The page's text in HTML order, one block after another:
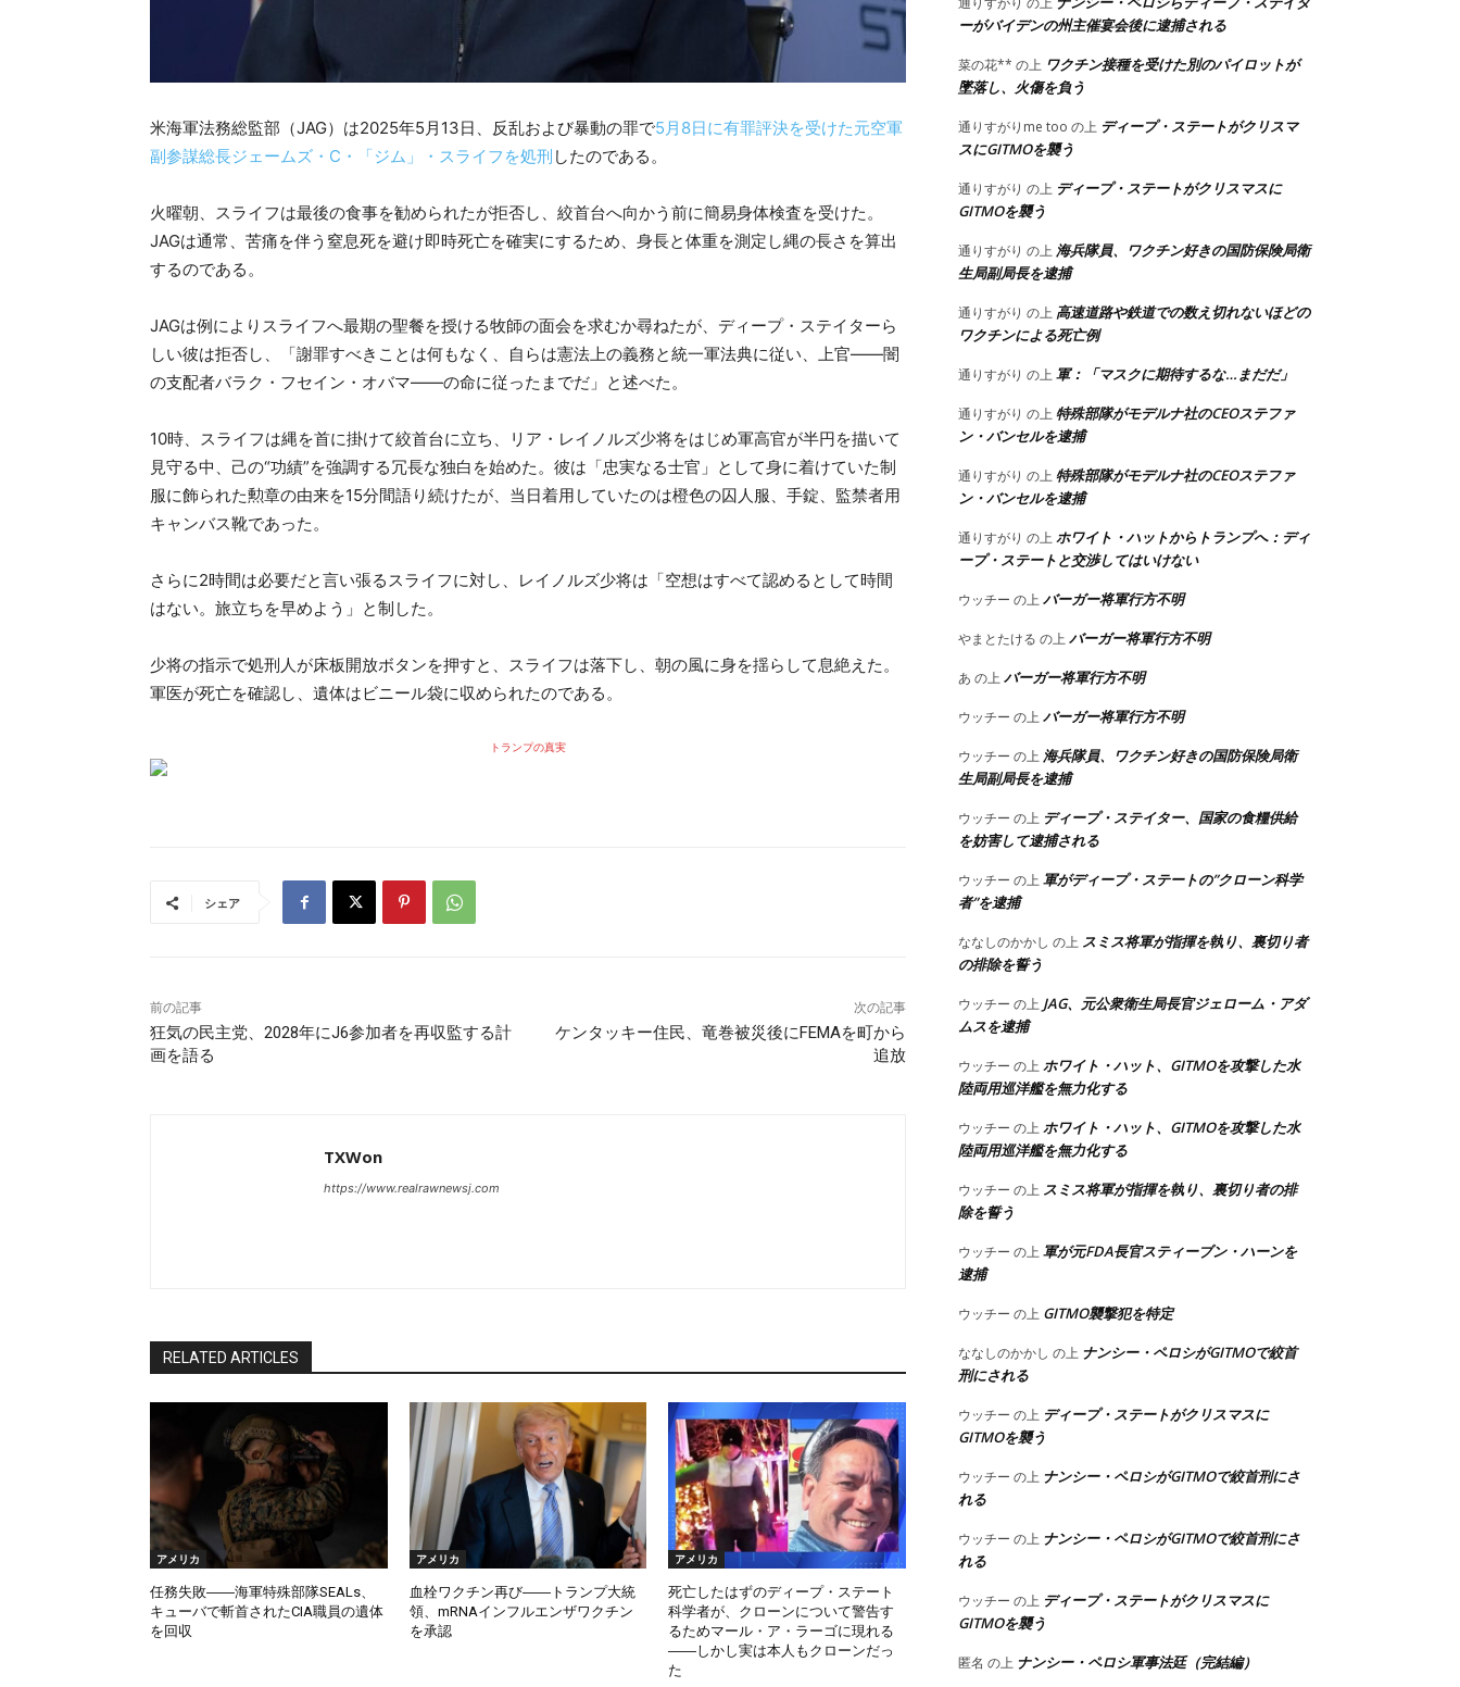
米海軍法務総監部（JAG）は2025年5月13日、反乱および暴動の罪で5月8日に有罪評決を受けた元空軍
副参謀総長ジェームズ・C・「ジム」・スライフを処刑 したのである。
火曜朝、スライフは最後の食事を勧められたが拒否し、絞首台へ向かう前に簡易身体検査を受けた。
JAGは通常、苦痛を伴う窒息死を避け即時死亡を確実にするため、身長と体重を測定し縄の長さを算出
するのである。
JAGは例によりスライフへ最期の聖餐を授ける牧師の面会を求むか尋ねたが、ディープ・ステイターら
しい彼は拒否し、「謝罪すべきことは何もなく、自らは憲法上の義務と統一軍法典に従い、上官――闇
の支配者バラク・フセイン・オバマ――の命に従ったまでだ」と述べた。
10時、スライフは縄を首に掛けて絞首台に立ち、リア・レイノルズ少将をはじめ軍高官が半円を描いて
見守る中、己の“功績”を強調する冗長な独白を始めた。彼は「忠実なる士官」として身に着けていた制
服に飾られた勲章の由来を15分間語り続けたが、当日着用していたのは橙色の囚人服、手錠、監禁者用
キャンバス靴であった。
さらに2時間は必要だと言い張るスライフに対し、レイノルズ少将は「空想はすべて認めるとして時間
はない。旅立ちを早めよう」と制した。
少将の指示で処刑人が床板開放ボタンを押すと、スライフは落下し、朝の風に身を揺らして息絶えた。
軍医が死亡を確認し、遺体はビニール袋に収められたのである。
トランプの真実
シェア
前の記事
狂気の民主党、2028年にJ6参加者を再収監する計
画を語る
次の記事
ケンタッキー住民、竜巻被災後にFEMAを町から
追放
TXWon
https://www.realrawnewsj.com
RELATED ARTICLES
アメリカ
任務失敗――海軍特殊部隊SEALs、
キューバで斬首されたCIA職員の遺体
を回収
アメリカ
血栓ワクチン再び――トランプ大統
領、mRNAインフルエンザワクチン
を承認
アメリカ
死亡したはずのディープ・ステート
科学者が、クローンについて警告す
るためマール・ア・ラーゴに現れる
――しかし実は本人もクローンだっ
た
ーがバイデンの州主催宴会後に逮捕される
菜の花** の上 ワクチン接種を受けた別のパイロットが
墜落し、火傷を負う
通りすがりme too の上 ディープ・ステートがクリスマ
スにGITMOを襲う
通りすがり の上 ディープ・ステートがクリスマスに
GITMOを襲う
通りすがり の上 海兵隊員、ワクチン好きの国防保険局衛
生局副局長を逮捕
通りすがり の上 高速道路や鉄道での数え切れないほどの
ワクチンによる死亡例
通りすがり の上 軍：「マスクに期待するな…まだだ」
通りすがり の上 特殊部隊がモデルナ社のCEOステファ
ン・バンセルを逮捕
通りすがり の上 特殊部隊がモデルナ社のCEOステファ
ン・バンセルを逮捕
通りすがり の上 ホワイト・ハットからトランプへ：ディ
ープ・ステートと交渉してはいけない
ウッチー の上 バーガー将軍行方不明
やまとたける の上 バーガー将軍行方不明
あ の上 バーガー将軍行方不明
ウッチー の上 バーガー将軍行方不明
ウッチー の上 海兵隊員、ワクチン好きの国防保険局衛
生局副局長を逮捕
ウッチー の上 ディープ・ステイター、国家の食糧供給
を妨害して逮捕される
ウッチー の上 軍がディープ・ステートの”クローン科学
者”を逮捕
ななしのかかし の上 スミス将軍が指揮を執り、裏切り者
の排除を誓う
ウッチー の上 JAG、元公衆衛生局長官ジェローム・アダ
ムスを逮捕
ウッチー の上 ホワイト・ハット、GITMOを攻撃した水
陸両用巡洋艦を無力化する
ウッチー の上 ホワイト・ハット、GITMOを攻撃した水
陸両用巡洋艦を無力化する
ウッチー の上 スミス将軍が指揮を執り、裏切り者の排
除を誓う
ウッチー の上 軍が元FDA長官スティーブン・ハーンを
逮捕
ウッチー の上 GITMO襲撃犯を特定
ななしのかかし の上 ナンシー・ペロシがGITMOで絞首
刑にされる
ウッチー の上 ディープ・ステートがクリスマスに
GITMOを襲う
ウッチー の上 ナンシー・ペロシがGITMOで絞首刑にさ
れる
ウッチー の上 ナンシー・ペロシがGITMOで絞首刑にさ
れる
ウッチー の上 ディープ・ステートがクリスマスに
GITMOを襲う
匿名 の上 ナンシー・ペロシ軍事法廷（完結編）